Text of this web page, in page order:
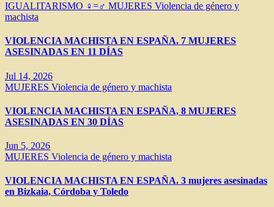
IGUALITARISMO ♀=♂ MUJERES Violencia de género y
machista
VIOLENCIA MACHISTA EN ESPAÑA. 7 MUJERES
ASESINADAS EN 11 DÍAS
Jul 14, 2026
MUJERES Violencia de género y machista
VIOLENCIA MACHISTA EN ESPAÑA, 8 MUJERES
ASESINADAS EN 30 DÍAS
Jun 5, 2026
MUJERES Violencia de género y machista
VIOLENCIA MACHISTA EN ESPAÑA. 3 mujeres asesinadas
en Bizkaia, Córdoba y Toledo